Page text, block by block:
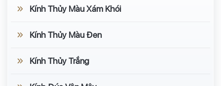
Kính Thủy Màu Xám Khói
Kính Thủy Màu Đen
Kính Thủy Trắng